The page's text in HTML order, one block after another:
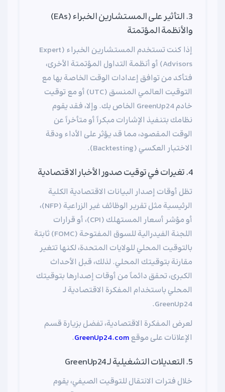
3. التأثير على المستشارين الخبراء (EAs)
والأنظمة المؤتمتة
إذا كنت تستخدم المستشارين الخبراء (Expert
Advisors) أو أنظمة التداول المؤتمتة الأخرى،
فتأكد من توافق إعدادات الوقت الخاصة بها مع
التوقيت العالمي المنسق (UTC) أو مع توقيت
خادم GreenUp24 الخاص بك. وإلا، فقد يقوم
نظامك بتنفيذ الإشارات مبكراً أو متأخراً عن
الوقت المقصود، مما قد يؤثر على الأداء ودقة
الاختبار العكسي (Backtesting).
4. تغيرات في توقيت صدور الأخبار الاقتصادية
تظل أوقات إصدار البيانات الاقتصادية الكلية
الرئيسية مثل تقرير الوظائف غير الزراعية (NFP)،
أو مؤشر أسعار المستهلك (CPI)، أو قرارات
اللجنة الفيدرالية للسوق المفتوحة (FOMC) ثابتة
بالتوقيت المحلي للولايات المتحدة، لكنها تتغير
مقارنة بتوقيتك المحلي. لذلك، قبل الأحداث
الكبرى، تحقق دائماً من أوقات إصدارها بتوقيتك
المحلي باستخدام المفكرة الاقتصادية لـ
GreenUp24.
لعرض المفكرة الاقتصادية، تفضل بزيارة قسم
الإعلانات على موقعGreenUp24.com
.
5. التعديلات التشغيلية لـ GreenUp24
خلال فترات الانتقال للتوقيت الصيفي، يقوم